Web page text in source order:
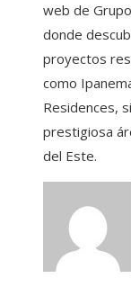
web de
donde
proyectos
como
Residences,
prestigiosa
del Este.